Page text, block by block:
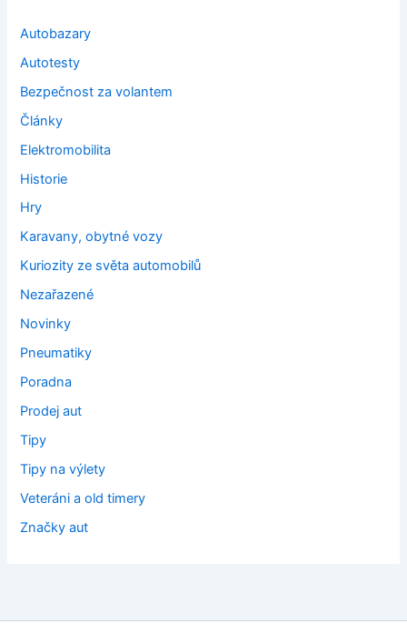
Autobazary
Autotesty
Bezpečnost za volantem
Články
Elektromobilita
Historie
Hry
Karavany, obytné vozy
Kuriozity ze světa automobilů
Nezařazené
Novinky
Pneumatiky
Poradna
Prodej aut
Tipy
Tipy na výlety
Veteráni a old timery
Značky aut